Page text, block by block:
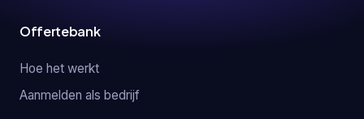
Offertebank
Hoe het werkt
Aanmelden als bedrijf